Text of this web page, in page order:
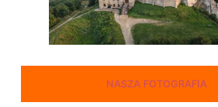
NASZA FOTOGRAFIA